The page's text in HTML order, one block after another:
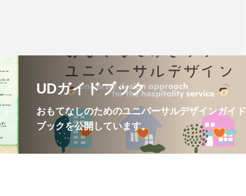
UDガイドブック
おもてなしのためのユニバーサルデザインガイド
ブックを公開しています。